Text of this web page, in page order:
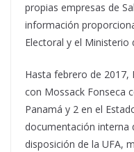
propias empresas de
información
Electoral y el Ministerio
Hasta febrero de 2017,
con Mossack Fonseca
Panamá y 2 en el
documentación interna
disposición de la UFA,